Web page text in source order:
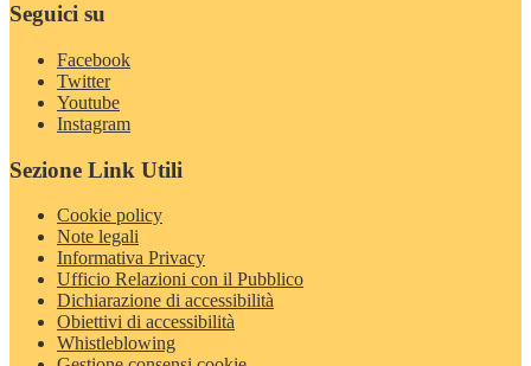
Seguici su
Facebook
Twitter
Youtube
Instagram
Sezione Link Utili
Cookie policy
Note legali
Informativa Privacy
Ufficio Relazioni con il Pubblico
Dichiarazione di accessibilità
Obiettivi di accessibilità
Whistleblowing